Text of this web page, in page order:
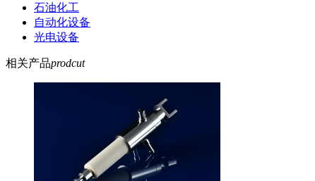
石油化工
自动化设备
光电设备
相关产品prodcut